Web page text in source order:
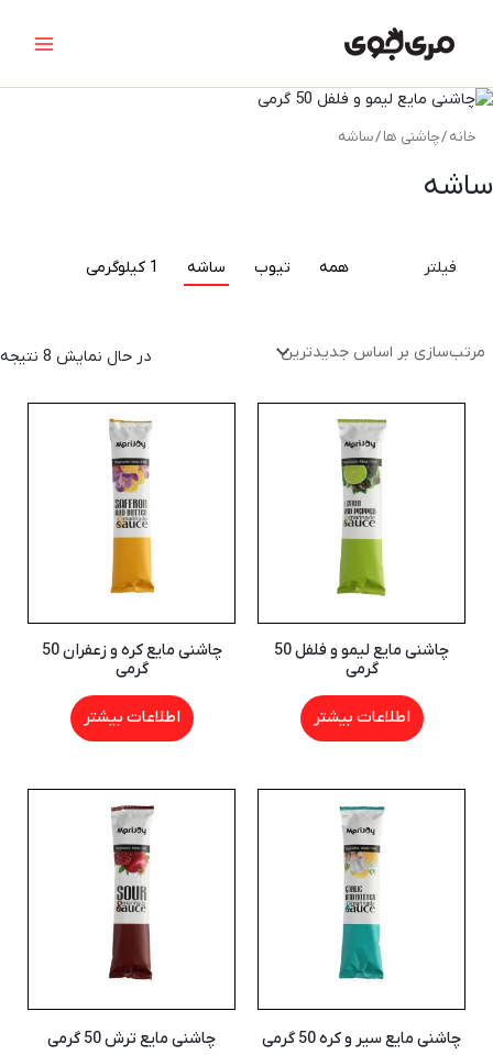
Menu
خانه/چاشنی ها/ ساشه
ساشه
فیلتر همه 1 کیلوگرمی تیوب ساشه
در حال نمایش 8 نتیجه
چاشنی مایع لیمو و فلفل 50
گرمی
اطلاعات بیشتر
چاشنی مایع کره و زعفران 50
گرمی
اطلاعات بیشتر
چاشنی مایع سیر و کره 50 گرمی چاشنی مایع ترش 50 گرمی